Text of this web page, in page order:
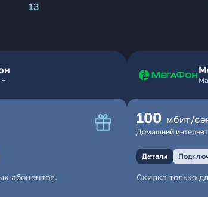
13
абонентов.
100 мбит/
Домашний интернет
Детали
Скидка только